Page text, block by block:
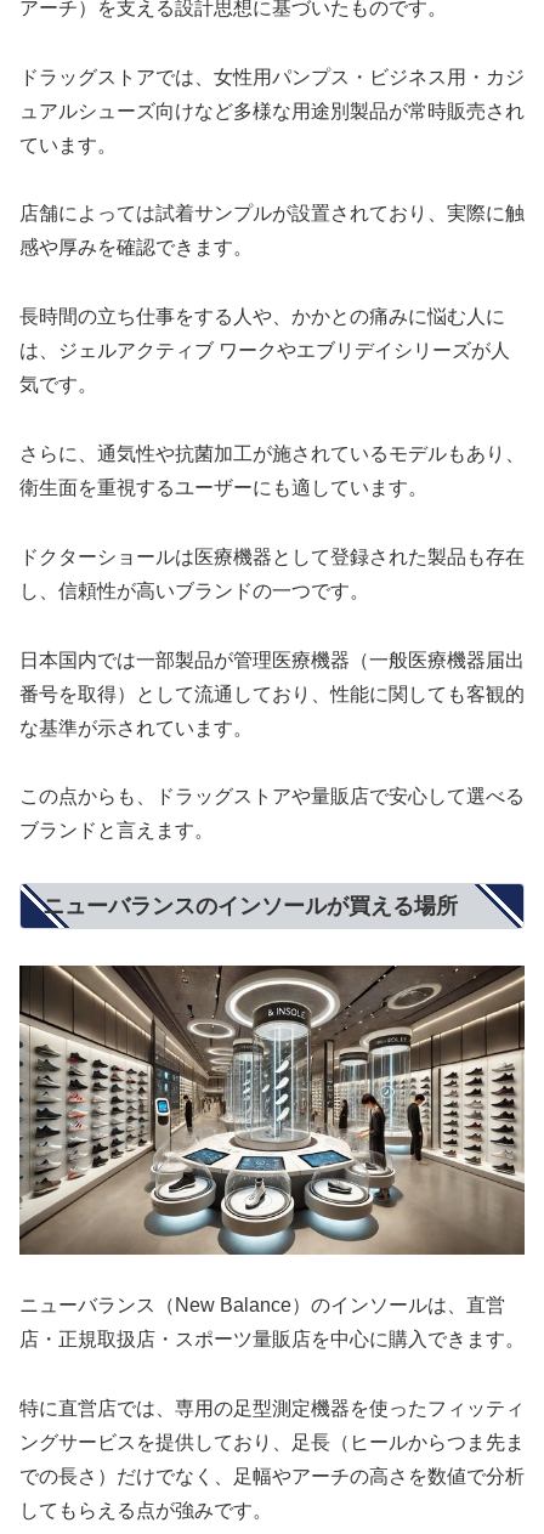
アーチ）を支える設計思想に基づいたものです。
ドラッグストアでは、女性用パンプス・ビジネス用・カジ
ュアルシューズ向けなど多様な用途別製品が常時販売され
ています。
店舗によっては試着サンプルが設置されており、実際に触
感や厚みを確認できます。
長時間の立ち仕事をする人や、かかとの痛みに悩む人に
は、ジェルアクティブ ワークやエブリデイシリーズが人
気です。
さらに、通気性や抗菌加工が施されているモデルもあり、
衛生面を重視するユーザーにも適しています。
ドクターショールは医療機器として登録された製品も存在
し、信頼性が高いブランドの一つです。
日本国内では一部製品が管理医療機器（一般医療機器届出
番号を取得）として流通しており、性能に関しても客観的
な基準が示されています。
この点からも、ドラッグストアや量販店で安心して選べる
ブランドと言えます。
ニューバランスのインソールが買える場所
ニューバランス（New Balance）のインソールは、直営
店・正規取扱店・スポーツ量販店を中心に購入できます。
特に直営店では、専用の足型測定機器を使ったフィッティ
ングサービスを提供しており、足長（ヒールからつま先ま
での長さ）だけでなく、足幅やアーチの高さを数値で分析
してもらえる点が強みです。